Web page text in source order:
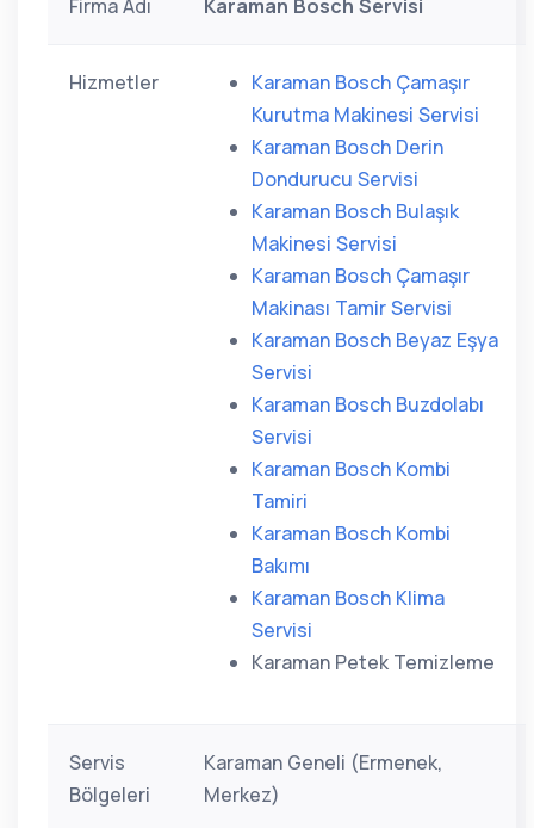
Firma Adı Karaman Bosch Servisi
Hizmetler
Karaman Bosch Çamaşır
Kurutma Makinesi Servisi
Karaman Bosch Derin
Dondurucu Servisi
Karaman Bosch Bulaşık
Makinesi Servisi
Karaman Bosch Çamaşır
Makinası Tamir Servisi
Karaman Bosch Beyaz Eşya
Servisi
Karaman Bosch Buzdolabı
Servisi
Karaman Bosch Kombi
Tamiri
Karaman Bosch Kombi
Bakımı
Karaman Bosch Klima
Servisi
Karaman Petek Temizleme
Servis
Bölgeleri
Karaman Geneli (Ermenek,
Merkez)